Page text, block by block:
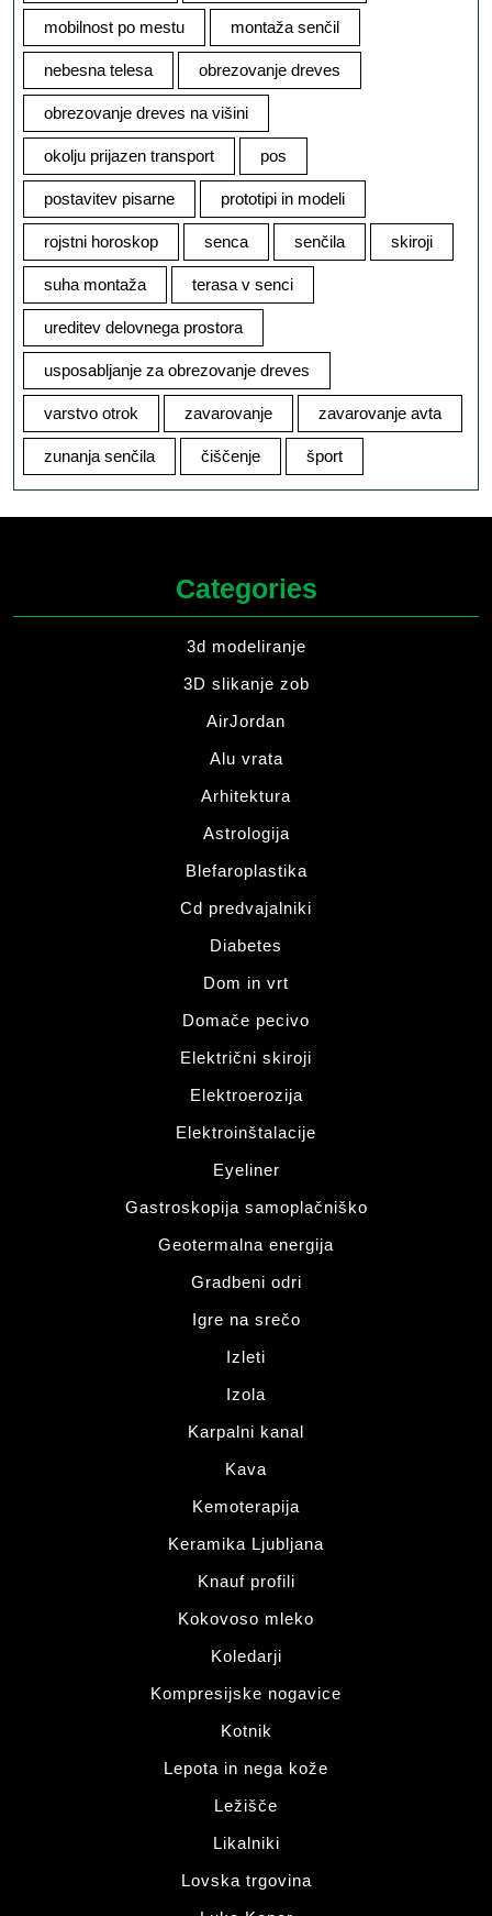
mobilnost po mestu montaža senčil
nebesna telesa obrezovanje dreves
obrezovanje dreves na višini
okolju prijazen transport pos
postavitev pisarne prototipi in modeli
rojstni horoskop senca senčila skiroji
suha montaža terasa v senci
ureditev delovnega prostora
usposabljanje za obrezovanje dreves
varstvo otrok zavarovanje zavarovanje avta
zunanja senčila čiščenje šport
Categories
3d modeliranje
3D slikanje zob
AirJordan
Alu vrata
Arhitektura
Astrologija
Blefaroplastika
Cd predvajalniki
Diabetes
Dom in vrt
Domače pecivo
Električni skiroji
Elektroerozija
Elektroinštalacije
Eyeliner
Gastroskopija samoplačniško
Geotermalna energija
Gradbeni odri
Igre na srečo
Izleti
Izola
Karpalni kanal
Kava
Kemoterapija
Keramika Ljubljana
Knauf profili
Kokovoso mleko
Koledarji
Kompresijske nogavice
Kotnik
Lepota in nega kože
Ležišče
Likalniki
Lovska trgovina